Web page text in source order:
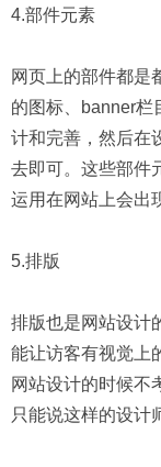
4.部件元素
网页上的部件都是
的图标、banner栏
计和完善，然后在
去即可。这些部件
运用在网站上会出
5.排版
排版也是网站设计
能让访客有视觉上
网站设计的时候不
只能说这样的设计